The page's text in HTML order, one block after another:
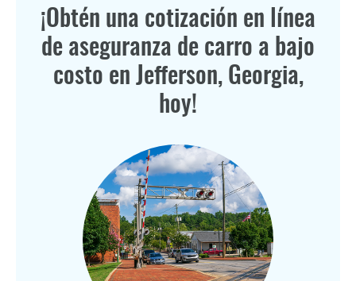
¡Obtén una cotización en línea
de aseguranza de carro a bajo
costo en Jefferson, Georgia,
hoy!